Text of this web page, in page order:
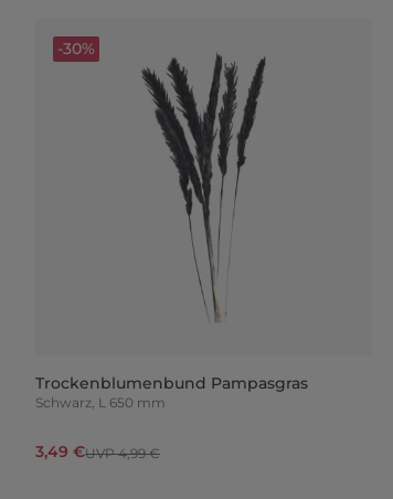
Trockenblumenbund Pampasgras
Schwarz, L 650 mm
3,49 €UVP 4,99 €
-30%